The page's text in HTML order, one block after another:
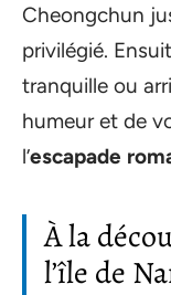
Cheongchun
privilégié.
tranquille ou
humeur et de
l’escapade
À la
l’île de